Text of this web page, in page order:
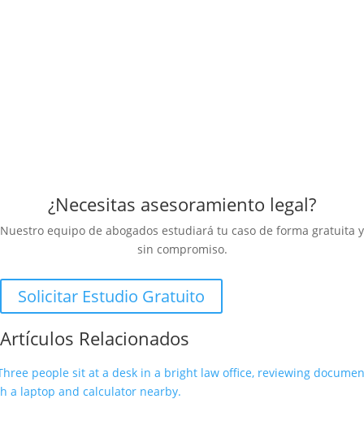
¿Necesitas asesoramiento legal?
Nuestro equipo de abogados estudiará tu caso de forma gratuita y
sin compromiso.
Solicitar Estudio Gratuito
Artículos Relacionados